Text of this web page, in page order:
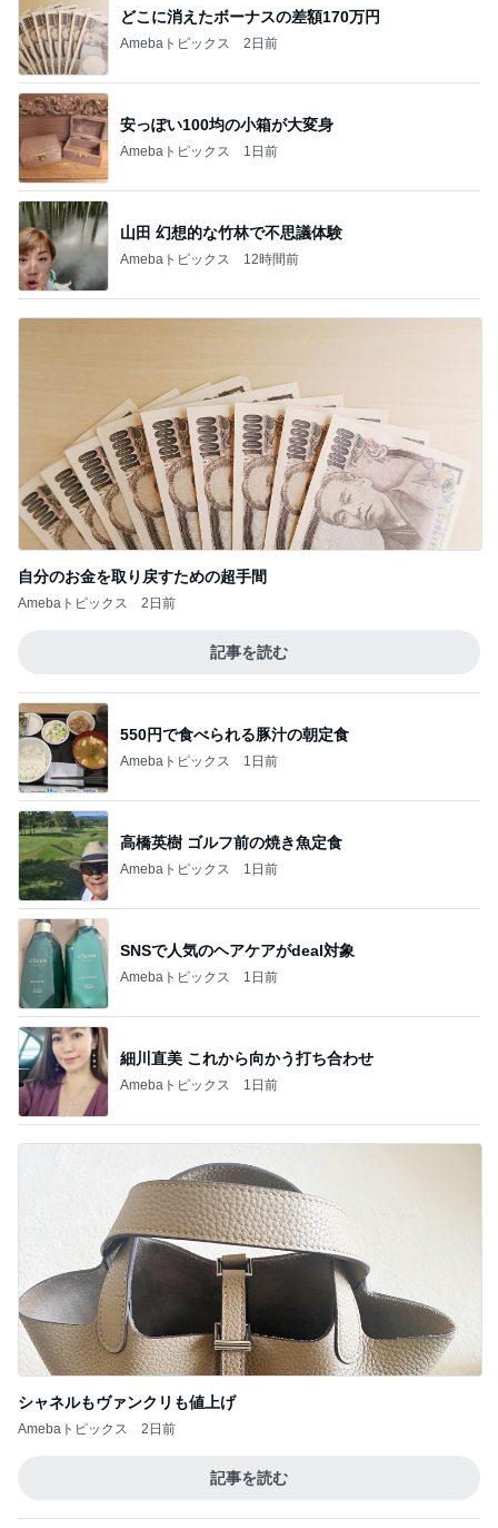
どこに消えたボーナスの差額170万円
Amebaトピックス 2日前
安っぽい100均の小箱が大変身
Amebaトピックス 1日前
山田 幻想的な竹林で不思議体験
Amebaトピックス 12時間前
自分のお金を取り戻すための超手間
Amebaトピックス 2日前
記事を読む
550円で食べられる豚汁の朝定食
Amebaトピックス 1日前
高橋英樹 ゴルフ前の焼き魚定食
Amebaトピックス 1日前
SNSで人気のヘアケアがdeal対象
Amebaトピックス 1日前
細川直美 これから向かう打ち合わせ
Amebaトピックス 1日前
シャネルもヴァンクリも値上げ
Amebaトピックス 2日前
記事を読む